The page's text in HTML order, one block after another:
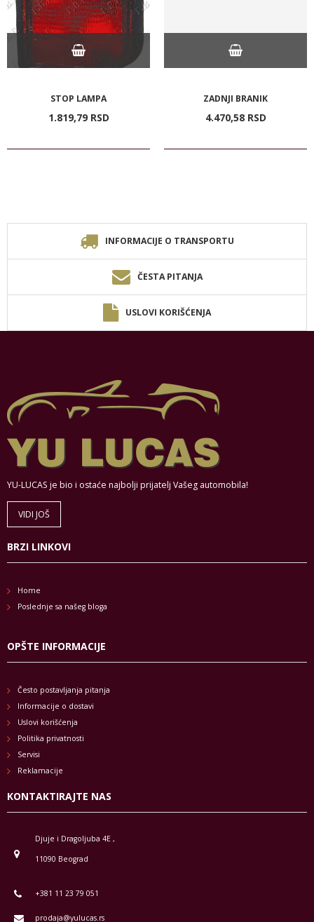
STOP LAMPA
1.819,79 RSD
ZADNJI BRANIK
4.470,58 RSD
INFORMACIJE O TRANSPORTU
ČESTA PITANJA
USLOVI KORIŠĆENJA
YU-LUCAS je bio i ostaće najbolji prijatelj Vašeg automobila!
VIDI JOŠ
BRZI LINKOVI
Home
Poslednje sa našeg bloga
OPŠTE INFORMACIJE
Često postavljanja pitanja
Informacije o dostavi
Uslovi korišćenja
Politika privatnosti
Servisi
Reklamacije
KONTAKTIRAJTE NAS
Djuje i Dragoljuba 4E ,
11090 Beograd
+381 11 23 79 051
prodaja@yulucas.rs